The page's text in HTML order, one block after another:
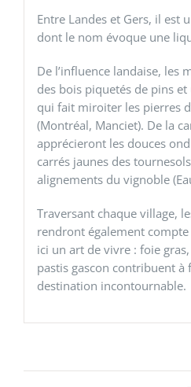
Entre Landes et Gers, il est
dont le nom évoque une
De l’influence landaise, les
des bois piquetés de pins
qui fait miroiter les pierres
(Montréal, Manciet). De la
apprécieront les douces
carrés jaunes des
alignements du vignoble
Traversant chaque village,
rendront également
ici un art de vivre : foie
pastis gascon contribuent à
destination incontournable.